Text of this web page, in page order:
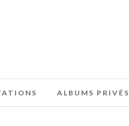
ALBUMS PRIVÉS